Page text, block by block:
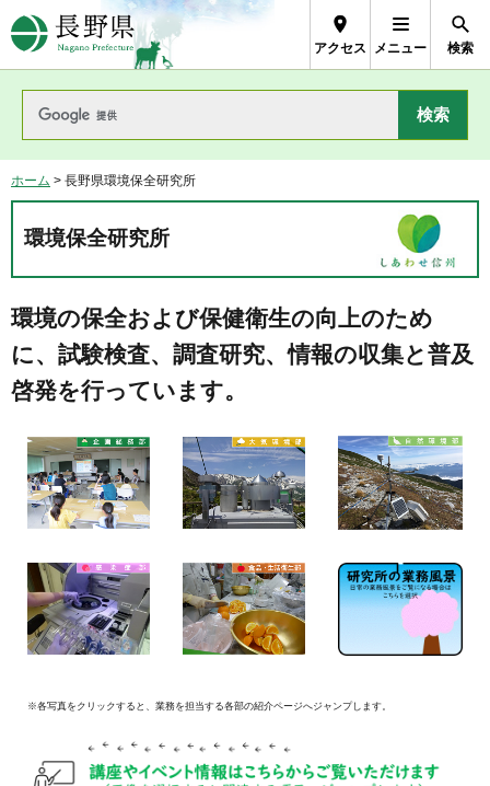
長野県Nagano Prefecture
アクセス メニュー 検索
ホーム > 長野県環境保全研究所
環境保全研究所
環境の保全および保健衛生の向上のため
に、試験検査、 調査研究、情報の収集と普及
啓発を行っています。
※各写真をクリックすると、業務を担当する各部の紹介ページへジャンプします。